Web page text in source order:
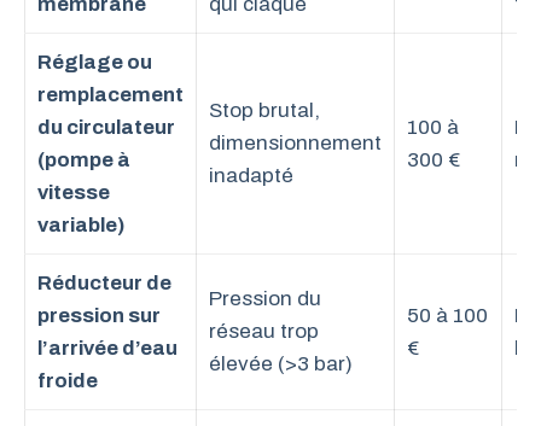
Réglage ou
remplacement
du circulateur
(pompe à
vitesse
variable)
Stop brutal,
dimensionnement
inadapté
100 à
300 €
Réducteur de
pression sur
l’arrivée d’eau
froide
Pression du
réseau trop
élevée (>3 bar)
50 à 100
€